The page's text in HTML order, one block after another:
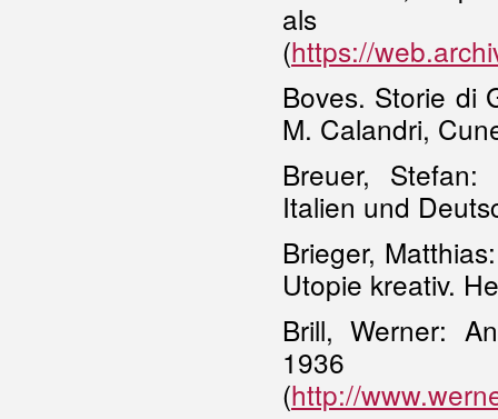
(https://
Boves. Storie di
M. Calandri,
Breuer, Stefan:
Italien und
Brieger,
Utopie kreativ.
Brill, Werner:
(http://